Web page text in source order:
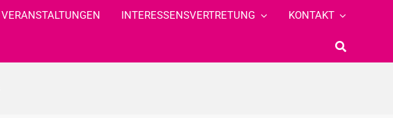
VERANSTALTUNGEN INTERESSENSVERTRETUNG KONTAKT